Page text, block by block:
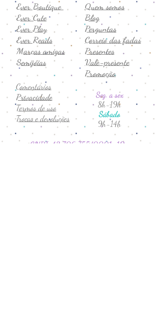
Ever Boutique
Ever Cute
Ever Play
Ever Reads
Marcas amigas
Semijóias
Quem somos
Blog
Perguntas
Correio das fadas
Presentes
Vale-presente
Promoção
Comentários
Privacidade
Termos de uso
Trocas e devoluções
Seg. a sex
8h-19h
Sábado
9h-14h
CNPJ: 43.706.755/0001-19